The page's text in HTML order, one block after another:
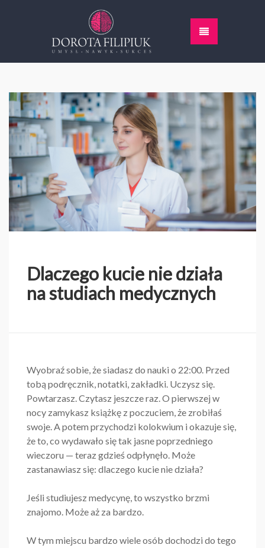
Dlaczego kucie nie działa
na studiach medycznych
Wyobraź sobie, że siadasz do nauki o 22:00. Przed
tobą podręcznik, notatki, zakładki. Uczysz się.
Powtarzasz. Czytasz jeszcze raz. O pierwszej w
nocy zamykasz książkę z poczuciem, że zrobiłaś
swoje. A potem przychodzi kolokwium i okazuje się,
że to, co wydawało się tak jasne poprzedniego
wieczoru — teraz gdzieś odpłynęło. Może
zastanawiasz się: dlaczego kucie nie działa?
Jeśli studiujesz medycynę, to wszystko brzmi
znajomo. Może aż za bardzo.
W tym miejscu bardzo wiele osób dochodzi do tego